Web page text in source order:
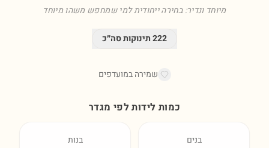
מיוחד ונדיר: בחירה ייחודית למי שמחפש משהו מיוחד
222תינוקות סה״כ
שמירה במועדפים
כמות לידות לפי מגדר
בנים בנות